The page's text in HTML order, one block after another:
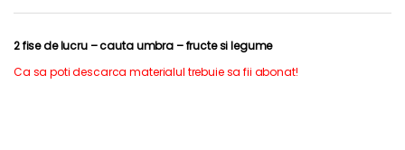
2 fise de lucru – cauta umbra – fructe si legume
Ca sa poti descarca materialul trebuie sa fii abonat!